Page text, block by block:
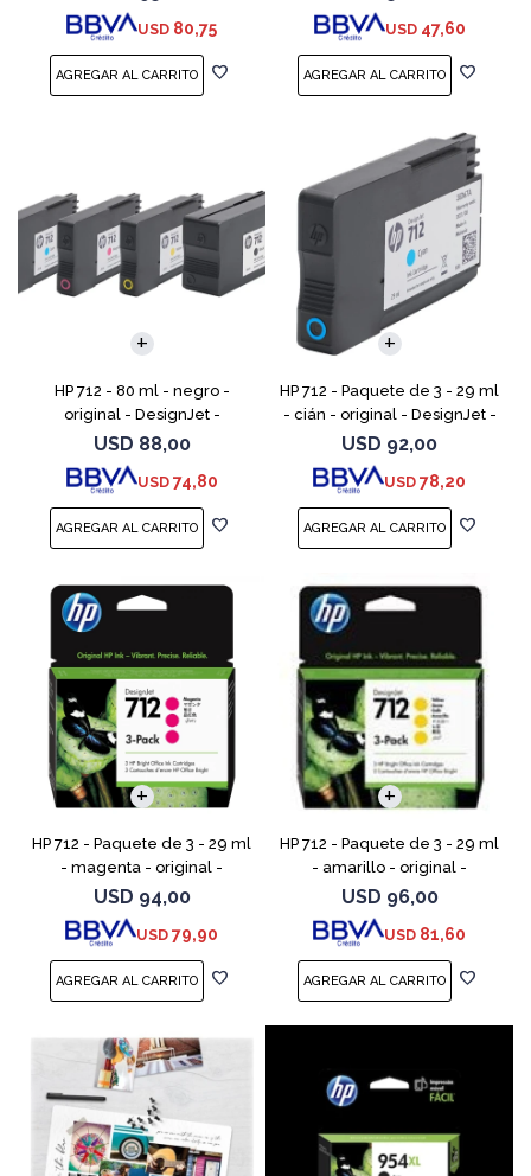
USD 80,75
DesignJet Studio, T210, T230,
T250, T630, T650
USD 47,60
HP 712 - 80 ml - negro -
original - DesignJet -
cartucho de tinta - para
DesignJet Studio, T210, T230,
T250, T630, T650
USD 88,00
USD 74,80
HP 712 - Paquete de 3 - 29 ml
- cián - original - DesignJet -
cartucho de tinta - para
DesignJet Studio, T210, T230,
T250, T630,
USD 92,00
USD 78,20
HP 712 - Paquete de 3 - 29 ml
- magenta - original -
DesignJet - cartucho de tinta
- para DesignJet Studio, T210,
T230, T250, T6
USD 94,00
USD 79,90
HP 712 - Paquete de 3 - 29 ml
- amarillo - original -
DesignJet - cartucho de tinta
- para DesignJet Studio, T210,
T230, T250, T
USD 96,00
USD 81,60